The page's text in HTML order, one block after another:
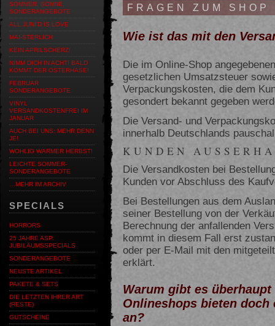
SOMMER, SONNE,
SONDERANGEBOTE
ALL JUNI'D IS LOVE
MAI-STERLICH
KEIN APRILSCHERZ!
NIMM DICH IN ACHT! BALD
KOMMT DER OSTERHASE!
FEBRUAR
SONDERANGEBOTE
VINYL
VERSANDKOSTENFREI IM
JANUAR
AUCH BEI UNS: MEHR DENN
JE!
WOHLIG WARMER HERBST!
LEICHTE SOMMER-
SONDERANGEBOTE
…MEHR IM ARCHIV
SPECIALS
HORRORS
25 JAHRE ASP.
JUBILÄUMSSPECIALS
SONDERANGEBOTE
NEUSTE ARTIKEL
PAKETE & SETS
DIE LETZTEN IHRER ART
(RESTE)
GUTSCHEINE
FRAGEN ZUM SHOP
Wie ist das mit den
Die im Online-Shop
gesetzlichen Umsatzsteuer
Verpackungskosten, die dem
gesondert bekannt gegeben
Die Versand- und
innerhalb Deutschlands
KUNDEN
Die Versandkosten bei
Kunden vor Abschluss des
Bei Bestellungen aus dem
seiner Bestellung von der
Berechnung der anfallenden
kommt in diesem Fall erst
oder per E-Mail mit den
erklärt.
Warum gibt es
Onlineshops bieten doch
an?